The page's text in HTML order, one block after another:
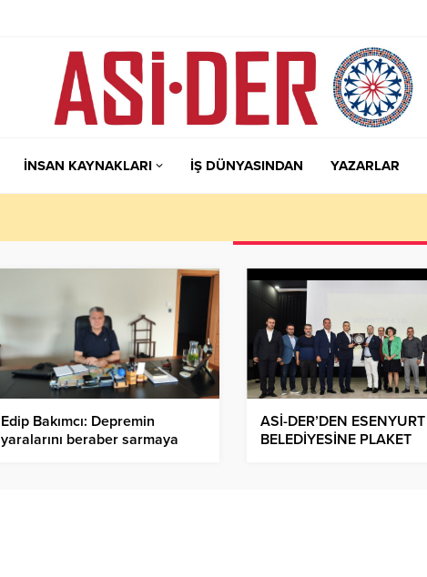
İNSAN KAYNAKLARI İŞ DÜNYASINDAN YAZARLAR
Edip Bakımcı: Depremin
yaralarını beraber sarmaya
ASİ-DER’DEN ESENYURT
BELEDİYESİNE PLAKET